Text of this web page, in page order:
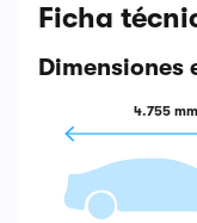
Ficha
Dimensiones
4.755 mm